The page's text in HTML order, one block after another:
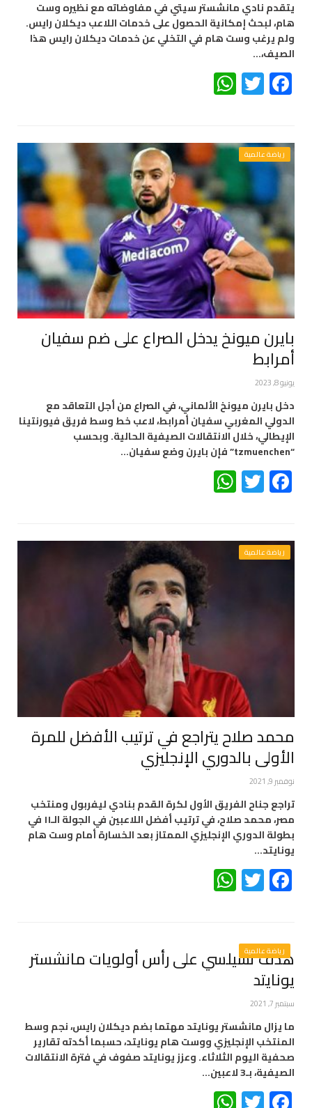
يتقدم نادي مانشستر سيتي في مفاوضاته مع نظيره وست
هام، لبحث إمكانية الحصول على خدمات اللاعب ديكلان رايس.
ولم يرغب وست هام في التخلي عن خدمات ديكلان رايس هذا
الصيف،…
Facebook
Twitter
رياضة عالمية
بايرن ميونخ يدخل الصراع على ضم سفيان
أمرابط
يونيو 8, 2023
دخل بايرن ميونخ الألماني، في الصراع من أجل التعاقد مع
الدولي المغربي سفيان أمرابط، لاعب خط وسط فريق فيورنتينا
الإيطالي، خلال الانتقالات الصيفية الحالية. وبحسب
“tzmuenchen” فإن بايرن وضع سفيان…
Facebook
Twitter
رياضة عالمية
محمد صلاح يتراجع في ترتيب الأفضل للمرة
الأولى بالدوري الإنجليزي
نوفمبر 9, 2021
تراجع جناح الفريق الأول لكرة القدم بنادي ليفربول ومنتخب
مصر، محمد صلاح، في ترتيب أفضل اللاعبين في الجولة الـ١١ في
بطولة الدوري الإنجليزي الممتاز بعد الخسارة أمام وست هام
يونايتد…
Facebook
Twitter
رياضة عالمية
هدف تشيلسي على رأس أولويات مانشستر
يونايتد
سبتمبر 7, 2021
ما يزال مانشستر يونايتد مهتما بضم ديكلان رايس، نجم وسط
المنتخب الإنجليزي ووست هام يونايتد، حسبما أكدته تقارير
صحفية اليوم الثلاثاء. وعزز يونايتد صفوف في فترة الانتقالات
الصيفية، بـ3 لاعبين…